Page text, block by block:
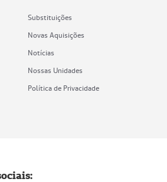
Substituições
Novas Aquisições
Notícias
Nossas Unidades
Política de Privacidade